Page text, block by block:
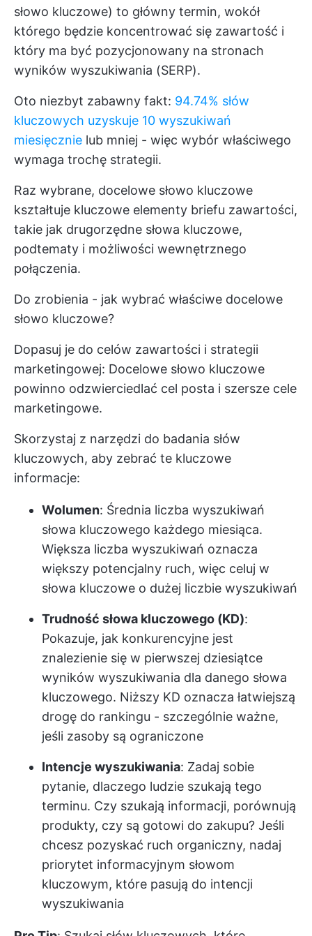
słowo kluczowe) to główny termin, wokół
którego będzie koncentrować się zawartość i
który ma być pozycjonowany na stronach
wyników wyszukiwania (SERP).
Oto niezbyt zabawny fakt: 94.74% słów
kluczowych uzyskuje 10 wyszukiwań
miesięcznie lub mniej - więc wybór właściwego
wymaga trochę strategii.
Raz wybrane, docelowe słowo kluczowe
kształtuje kluczowe elementy briefu zawartości,
takie jak drugorzędne słowa kluczowe,
podtematy i możliwości wewnętrznego
połączenia.
Do zrobienia - jak wybrać właściwe docelowe
słowo kluczowe?
Dopasuj je do celów zawartości i strategii
marketingowej: Docelowe słowo kluczowe
powinno odzwierciedlać cel posta i szersze cele
marketingowe.
Skorzystaj z narzędzi do badania słów
kluczowych, aby zebrać te kluczowe
informacje:
Wolumen: Średnia liczba wyszukiwań
słowa kluczowego każdego miesiąca.
Większa liczba wyszukiwań oznacza
większy potencjalny ruch, więc celuj w
słowa kluczowe o dużej liczbie wyszukiwań
Trudność słowa kluczowego (KD):
Pokazuje, jak konkurencyjne jest
znalezienie się w pierwszej dziesiątce
wyników wyszukiwania dla danego słowa
kluczowego. Niższy KD oznacza łatwiejszą
drogę do rankingu - szczególnie ważne,
jeśli zasoby są ograniczone
Intencje wyszukiwania: Zadaj sobie
pytanie, dlaczego ludzie szukają tego
terminu. Czy szukają informacji, porównują
produkty, czy są gotowi do zakupu? Jeśli
chcesz pozyskać ruch organiczny, nadaj
priorytet informacyjnym słowom
kluczowym, które pasują do intencji
wyszukiwania